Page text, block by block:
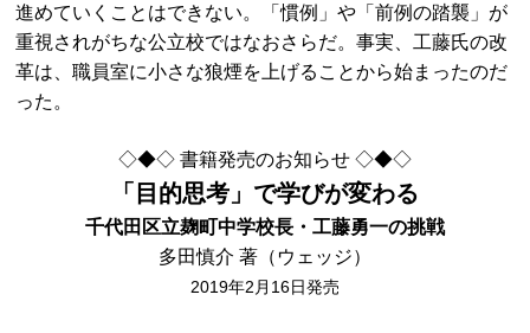
進めていくことはできない。「慣例」や「前例の踏襲」が
重視されがちな公立校ではなおさらだ。事実、工藤氏の改
革は、職員室に小さな狼煙を上げることから始まったのだ
った。
◇◆◇ 書籍発売のお知らせ ◇◆◇
「目的思考」で学びが変わる
千代田区立麹町中学校長・工藤勇一の挑戦
多田慎介 著（ウェッジ）
2019年2月16日発売